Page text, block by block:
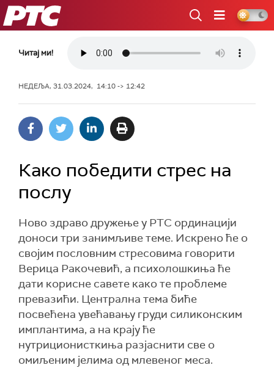
РТС
Читај ми!
НЕДЕЉА, 31.03.2024, 14:10 -> 12:42
Како победити стрес на
послу
Ново здраво дружење у РТС ординацији
доноси три занимљиве теме. Искрено ће о
својим пословним стресовима говорити
Верица Ракочевић, а психолошкиња ће
дати корисне савете како те проблеме
превазићи. Централна тема биће
посвећена увећавању груди силиконским
имплантима, а на крају ће
нутриционисткиња разјаснити све о
омиљеним јелима од млевеног меса.